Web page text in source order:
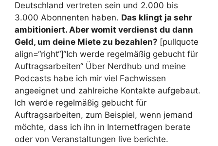
Deutschland vertreten sein und 2.000 bis
3.000 Abonnenten haben. Das klingt ja sehr
ambitioniert. Aber womit verdienst du dann
Geld, um deine Miete zu bezahlen? [pullquote
align=“right“]“Ich werde regelmäßig gebucht für
Auftragsarbeiten“ Über Nerdhub und meine
Podcasts habe ich mir viel Fachwissen
angeeignet und zahlreiche Kontakte aufgebaut.
Ich werde regelmäßig gebucht für
Auftragsarbeiten, zum Beispiel, wenn jemand
möchte, dass ich ihn in Internetfragen berate
oder von Veranstaltungen live berichte.